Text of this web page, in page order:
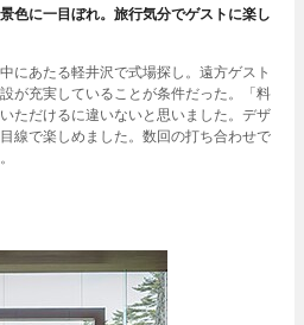
色に一目ぼれ。旅行気分でゲストに楽し
にあたる軽井沢で式場探し。遠方ゲスト
が充実していることが条件だった。「料
ただけるに違いないと思いました。デザ
線で楽しめました。数回の打ち合わせで